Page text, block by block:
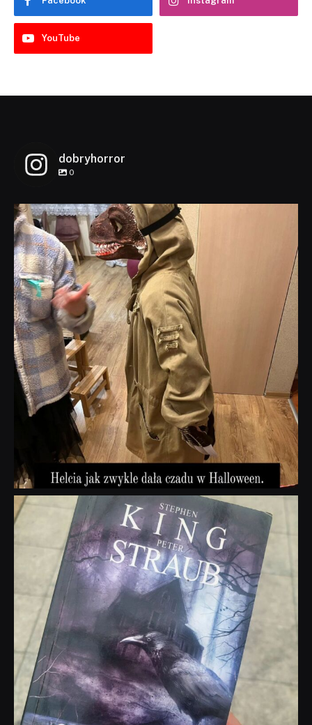
YouTube
dobryhorror
0
dobryhorror
Lis 1
dobryhorror
Wrz 23